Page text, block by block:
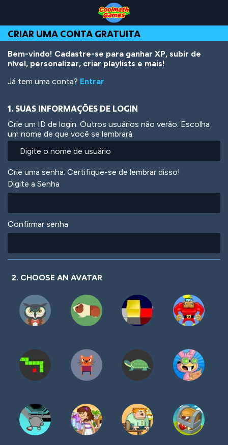
Top
of
Page
Navigation
Main
Content
Footer
o
conteúdo
principal
CRIAR UMA CONTA GRATUITA
Bem-vindo! Cadastre-se para ganhar XP, subir de
nível, personalizar, criar playlists e mais!
Já tem uma conta? Entrar.
1. SUAS INFORMAÇÕES DE LOGIN
Crie um ID de login. Outros usuários não verão. Escolha
um nome de que você se lembrará.
Crie uma senha. Certifique-se de lembrar disso!
Digite a Senha
Confirmar senha
2. CHOOSE AN AVATAR